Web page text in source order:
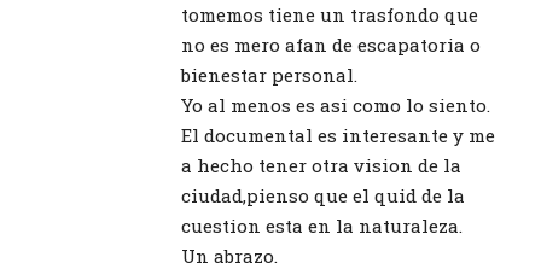
tomemos tiene un trasfondo que
no es mero afan de escapatoria o
bienestar personal.
Yo al menos es asi como lo siento.
El documental es interesante y me
a hecho tener otra vision de la
ciudad,pienso que el quid de la
cuestion esta en la naturaleza.
Un abrazo.